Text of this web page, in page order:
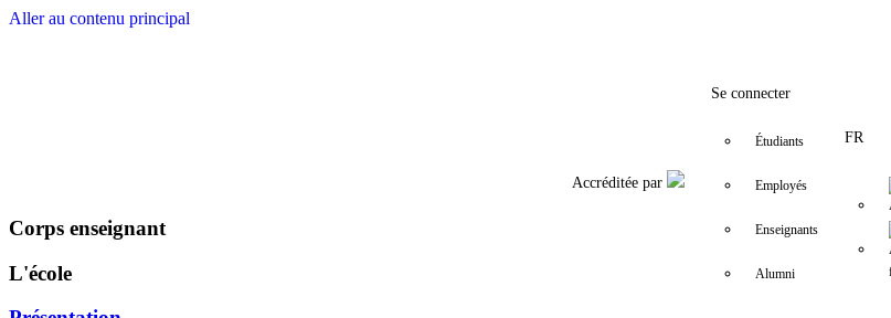
Aller au contenu principal
Accréditée par
Se connecter
Étudiants
Employés
Enseignants
Alumni
FR
Corps enseignant
L'école